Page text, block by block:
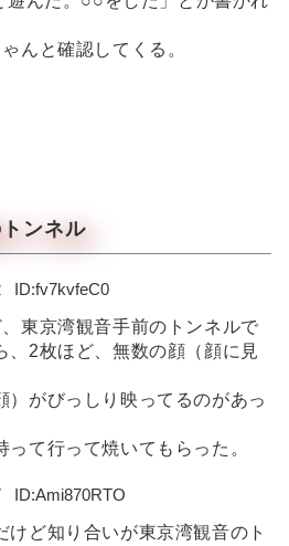
んと確認してくる。
ンネル
fv7kvfeC0
東京湾観音手前のトンネルで
、2枚ほど、無数の顔（顔に見
）がびっしり映ってるのがあっ
て行って焼いてもらった。
Ami870RTO
けど知り合いが東京湾観音のト